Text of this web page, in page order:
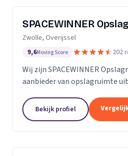
SPACEWINNER
Zwolle, Overijssel
9,6Moving Score 202
Wij zijn SPACEWINNER
aanbieder van opslagruimte
Bekijk profiel